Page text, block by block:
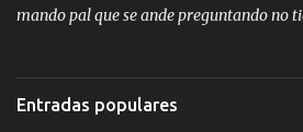
rollo se escuchaba este loco les iba a
mando pal que se ande preguntando no
si les voy a p'elear POR EL SEÑOR DE
vida damos ya se lo fui a demostrar por
Entradas populares